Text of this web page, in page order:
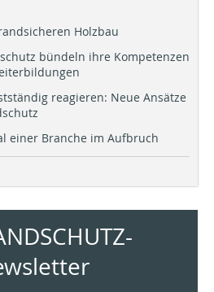
Holzbau
bündeln ihre Kompetenzen
reagieren: Neue Ansätze
einer Branche im Aufbruch